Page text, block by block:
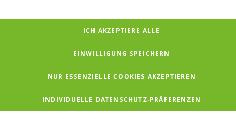
ICH AKZEPTIERE ALLE
EINWILLIGUNG SPEICHERN
NUR ESSENZIELLE COOKIES AKZEPTIEREN
INDIVIDUELLE DATENSCHUTZ-PRÄFERENZEN